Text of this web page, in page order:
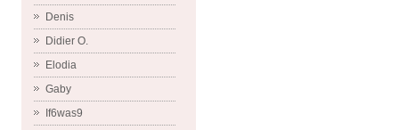
Denis
Didier O.
Elodia
Gaby
If6was9